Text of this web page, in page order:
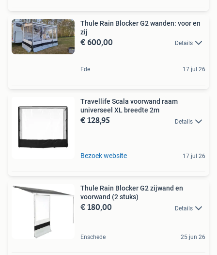
Thule Rain Blocker G2 wanden: voor en
zij
€ 600,00 Details
Ede 17 jul 26
Travellife Scala voorwand raam
universeel XL breedte 2m
€ 128,95 Details
Bezoek website 17 jul 26
Thule Rain Blocker G2 zijwand en
voorwand (2 stuks)
€ 180,00 Details
Enschede 25 jun 26